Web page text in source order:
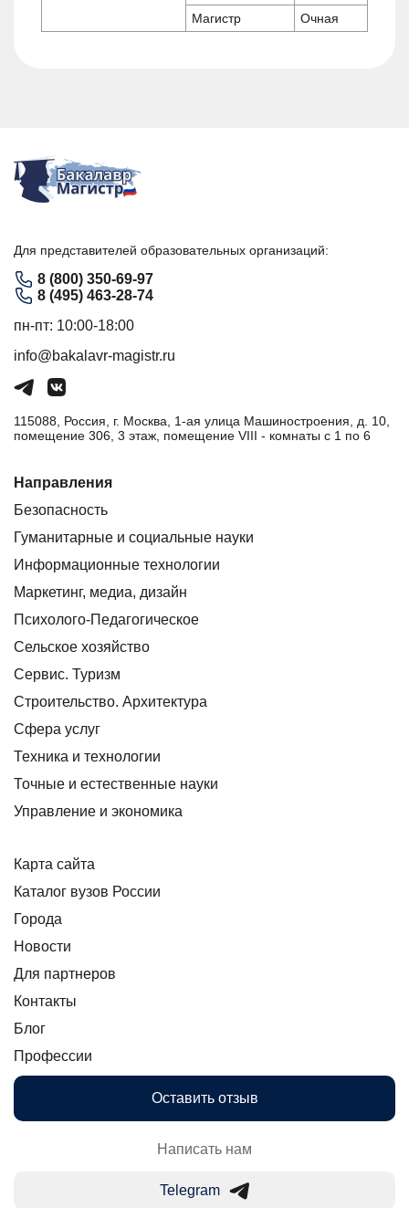
Магистр
Очная
Для представителей образовательных организаций:
8 (800) 350-69-97
8 (495) 463-28-74
пн-пт: 10:00-18:00
info@bakalavr-magistr.ru
115088, Россия, г. Москва, 1-ая улица Машиностроения, д. 10,
помещение 306, 3 этаж, помещение VIII - комнаты с 1 по 6
Направления
Безопасность
Гуманитарные и социальные науки
Информационные технологии
Маркетинг, медиа, дизайн
Психолого-Педагогическое
Сельское хозяйство
Сервис. Туризм
Строительство. Архитектура
Сфера услуг
Техника и технологии
Точные и естественные науки
Управление и экономика
Карта сайта
Каталог вузов России
Города
Новости
Для партнеров
Контакты
Блог
Профессии
Оставить отзыв
Написать нам
Telegram